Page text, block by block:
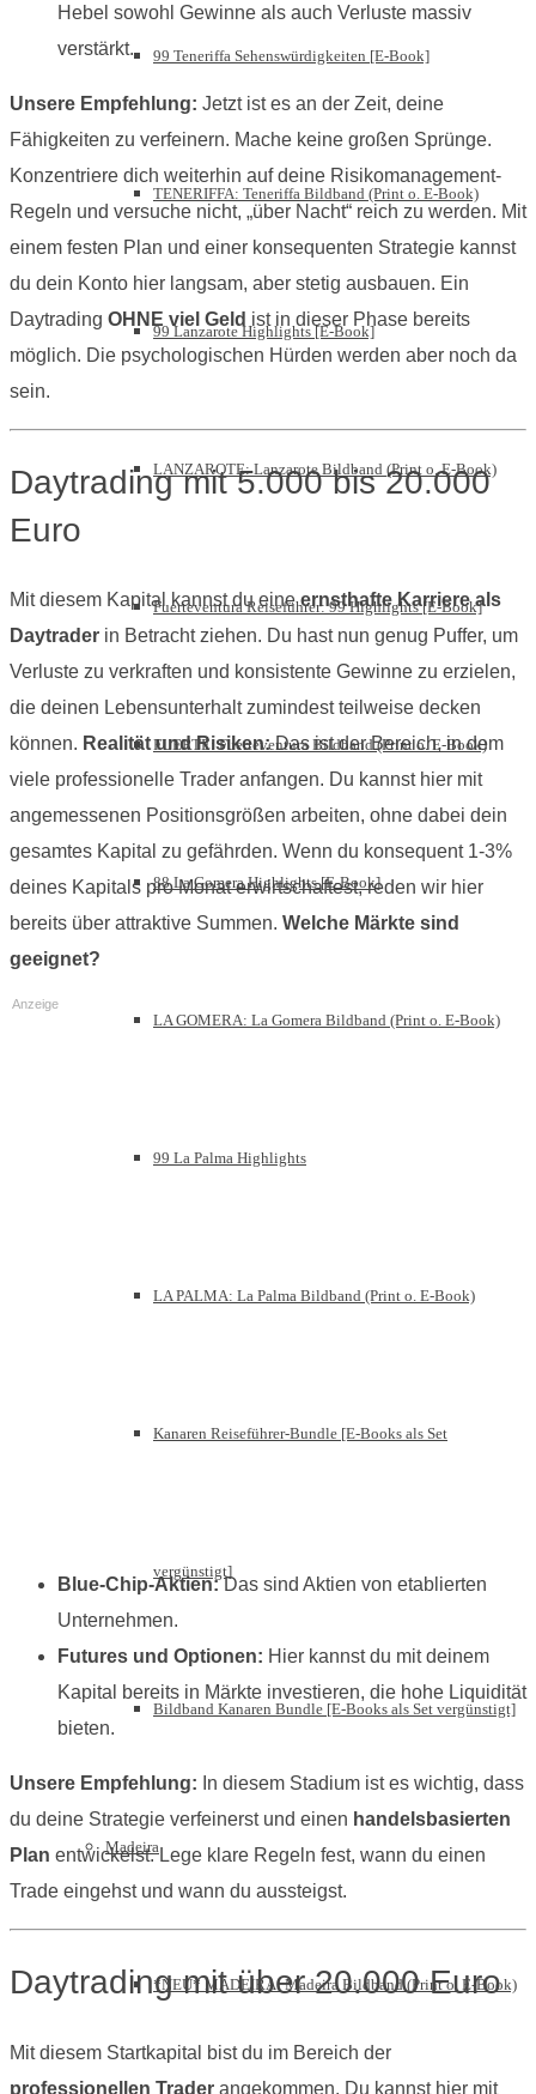
99 Teneriffa Sehenswürdigkeiten [E-Book]
TENERIFFA: Teneriffa Bildband (Print o. E-Book)
99 Lanzarote Highlights [E-Book]
LANZAROTE: Lanzarote Bildband (Print o. E-Book)
Fuerteventura Reiseführer: 99 Highlights [E-Book]
FUERTE: Fuerteventura Bildband (Print o. E-Book)
88 La Gomera Highlights [E-Book]
LA GOMERA: La Gomera Bildband (Print o. E-Book)
99 La Palma Highlights
LA PALMA: La Palma Bildband (Print o. E-Book)
Kanaren Reiseführer-Bundle [E-Books als Set
vergünstigt]
Bildband Kanaren Bundle [E-Books als Set vergünstigt]
Madeira
*NEU* MADEIRA: Madeira Bildband (Print o. E-Book)
Hebel sowohl Gewinne als auch Verluste massiv
verstärkt.
Unsere Empfehlung: Jetzt ist es an der Zeit, deine
Fähigkeiten zu verfeinern. Mache keine großen Sprünge.
Konzentriere dich weiterhin auf deine Risikomanagement-
Regeln und versuche nicht, „über Nacht“ reich zu werden. Mit
einem festen Plan und einer konsequenten Strategie kannst
du dein Konto hier langsam, aber stetig ausbauen. Ein
Daytrading OHNE viel Geld ist in dieser Phase bereits
möglich. Die psychologischen Hürden werden aber noch da
sein.
Daytrading mit 5.000 bis 20.000
Euro
Mit diesem Kapital kannst du eineernsthafte Karriere als
Daytrader in Betracht ziehen. Du hast nun genug Puffer, um
Verluste zu verkraften und konsistente Gewinne zu erzielen,
die deinen Lebensunterhalt zumindest teilweise decken
können. Realität und Risiken:Das ist der Bereich, in dem
viele professionelle Trader anfangen. Du kannst hier mit
angemessenen Positionsgrößen arbeiten, ohne dabei dein
gesamtes Kapital zu gefährden. Wenn du konsequent 1-3%
deines Kapitals pro Monat erwirtschaftest, reden wir hier
bereits über attraktive Summen. Welche Märkte sind
geeignet?
Anzeige
Blue-Chip-Aktien:Das sind Aktien von etablierten
Unternehmen.
Futures und Optionen: Hier kannst du mit deinem
Kapital bereits in Märkte investieren, die hohe Liquidität
bieten.
Unsere Empfehlung: In diesem Stadium ist es wichtig, dass
du deine Strategie verfeinerst und einen handelsbasierten
Plan entwickelst. Lege klare Regeln fest, wann du einen
Trade eingehst und wann du aussteigst.
Daytrading mit über 20.000 Euro
Mit diesem Startkapital bist du im Bereich der
professionellen Trader angekommen. Du kannst hier mit